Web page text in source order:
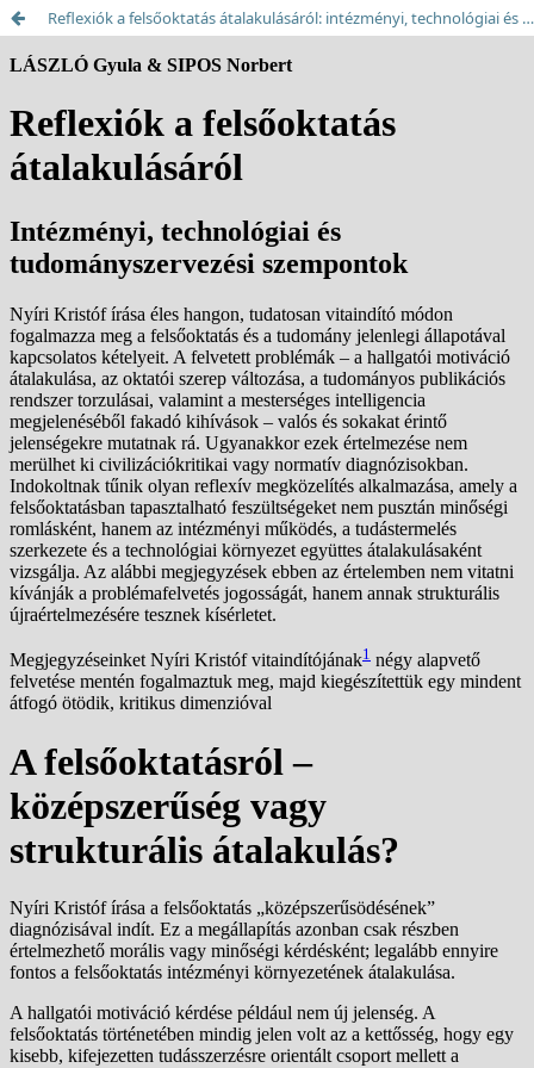
Reflexiók a felsőoktatás átalakulásáról: intézményi, technológiai és tudományszervezési szempontok